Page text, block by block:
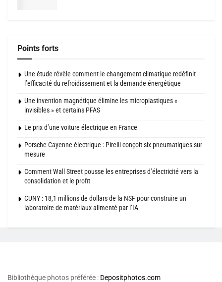
Points forts
Une étude révèle comment le changement climatique redéfinit
l’efficacité du refroidissement et la demande énergétique
Une invention magnétique élimine les microplastiques «
invisibles » et certains PFAS
Le prix d’une voiture électrique en France
Porsche Cayenne électrique : Pirelli conçoit six pneumatiques sur
mesure
Comment Wall Street pousse les entreprises d’électricité vers la
consolidation et le profit
CUNY : 18,1 millions de dollars de la NSF pour construire un
laboratoire de matériaux alimenté par l’IA
Bibliothèque photos préférée : Depositphotos.com